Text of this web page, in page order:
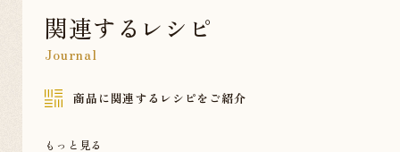
関連するレシピ
Journal
商品に関連するレシピをご紹介
もっと見る